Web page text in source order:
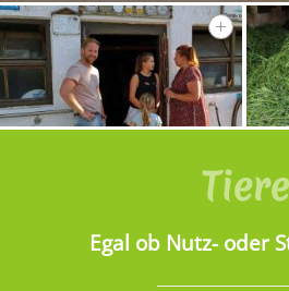
Tiere
Egal ob Nutz- oder